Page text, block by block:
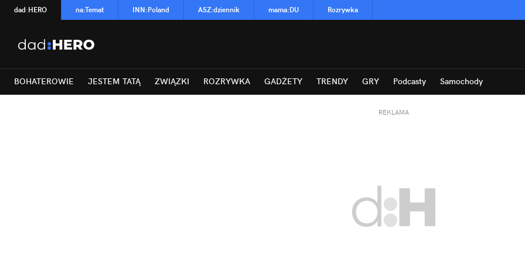
dad:HERO na:Temat INN:Poland ASZ:dziennik mama:DU Rozrywka
BOHATEROWIE JESTEM TATĄ ZWIĄZKI ROZRYWKA GADŻETY TRENDY GRY Podcasty Samochody
REKLAMA